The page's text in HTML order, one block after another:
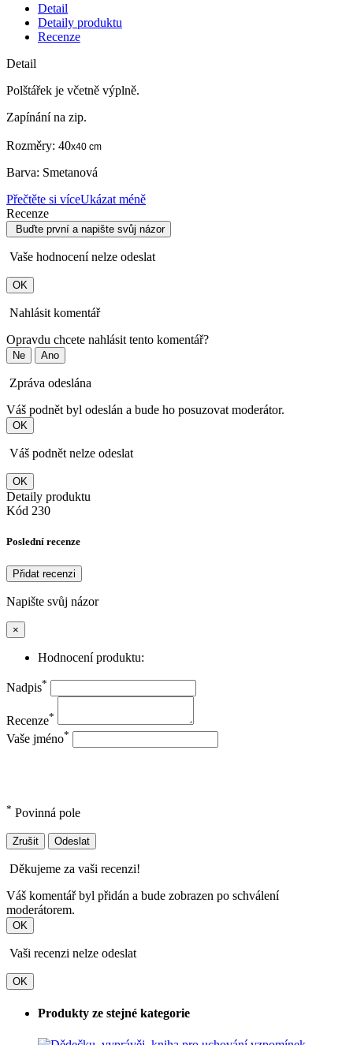
Detail
Detaily produktu
Recenze
Detail
Polštářek je včetně výplně.
Zapínání na zip.
Rozměry: 40x40 cm
Barva: Smetanová
Přečtěte si víceUkázat méně
Recenze
Buďte první a napište svůj názor
Vaše hodnocení nelze odeslat
OK
Nahlásit komentář
Opravdu chcete nahlásit tento komentář?
Ne Ano
Zpráva odeslána
Váš podnět byl odeslán a bude ho posuzovat moderátor.
OK
Váš podnět nelze odeslat
OK
Detaily produktu
Kód 230
Poslední recenze
Přidat recenzi
Napište svůj názor
×
Hodnocení produktu:
Nadpis*
Recenze*
Vaše jméno*
* Povinná pole
Zrušit Odeslat
Děkujeme za vaši recenzi!
Váš komentář byl přidán a bude zobrazen po schválení
moderátorem.
OK
Vaši recenzi nelze odeslat
OK
Produkty ze stejné kategorie